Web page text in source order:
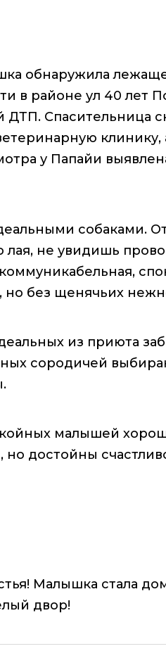
обнаружила
в районе ул 40 лет
Спасительница
клинику,
у Папайи
собаками.
лая, не увидишь
но без щенячьих
из приюта
сородичей
малышей
достойны
Малышка стала
двор!